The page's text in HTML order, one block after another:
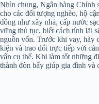
Nhìn chung, Ngân hàng Chính
cho các đối tượng nghèo, hộ
đồng như xây nhà, cấp nước
vững thủ tục, biết cách tính lãi
nguồn vốn. Trước khi vay, hãy
kiện và trao đổi trực tiếp với
vấn cụ thể. Khi làm tốt những
thành đòn bẩy giúp gia đình và